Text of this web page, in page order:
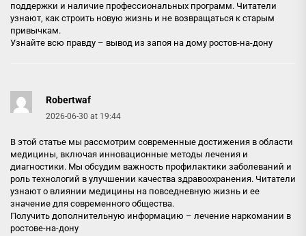
поддержки и наличие профессиональных программ. Читатели
узнают, как строить новую жизнь и не возвращаться к старым
привычкам.
Узнайте всю правду – вывод из запоя на дому ростов-на-дону
Robertwaf
2026-06-30 at 19:44
В этой статье мы рассмотрим современные достижения в области
медицины, включая инновационные методы лечения и
диагностики. Мы обсудим важность профилактики заболеваний и
роль технологий в улучшении качества здравоохранения. Читатели
узнают о влиянии медицины на повседневную жизнь и ее
значение для современного общества.
Получить дополнительную информацию – лечение наркомании в
ростове-на-дону